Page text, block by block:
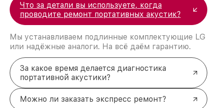
Что за детали вы используете, когда
проводите ремонт портативных акустик?
Мы устанавливаем подлинные комплектующие LG
или надёжные аналоги. На всё даём гарантию.
За какое время делается диагностика
портативной акустики?
Можно ли заказать экспресс ремонт?